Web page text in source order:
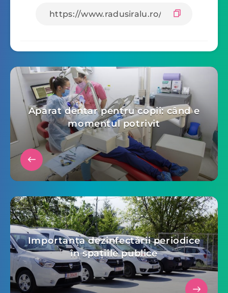
Aparat dentar pentru copii: când e
momentul potrivit
Importanța dezinfectării periodice
în spațiile publice